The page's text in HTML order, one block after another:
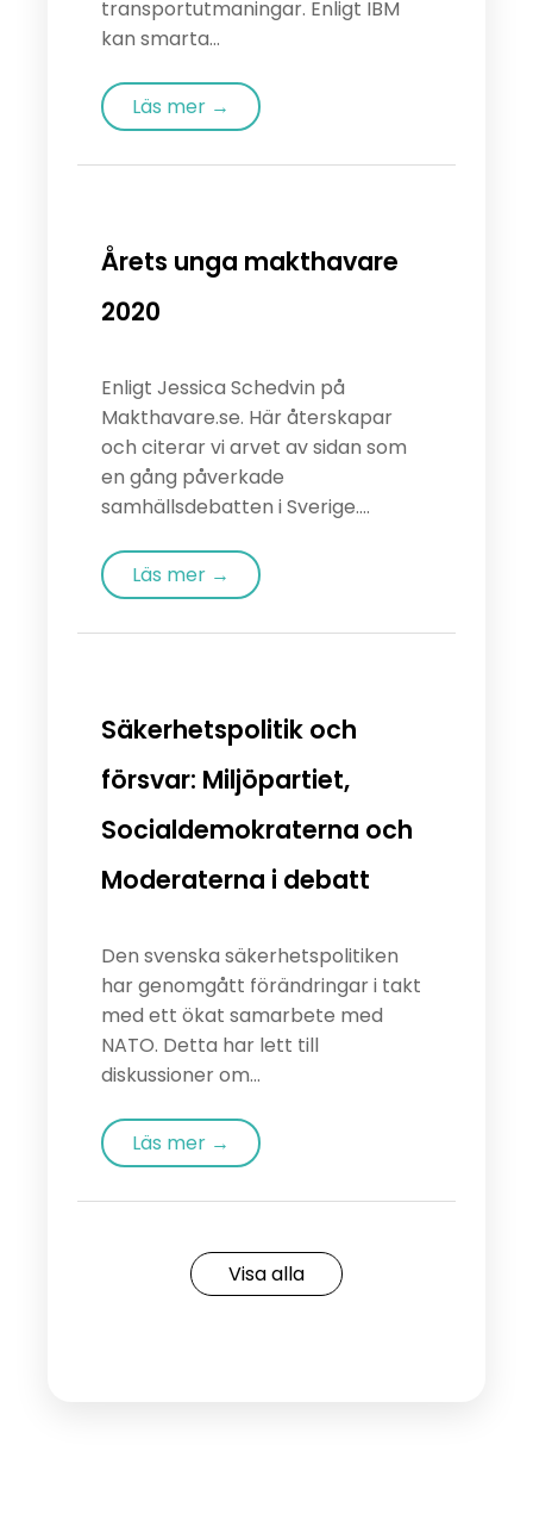
transportutmaningar. Enligt IBM
kan smarta...
Läs mer →
Årets unga makthavare
2020
Enligt Jessica Schedvin på
Makthavare.se. Här återskapar
och citerar vi arvet av sidan som
en gång påverkade
samhällsdebatten i Sverige....
Läs mer →
Säkerhetspolitik och
försvar: Miljöpartiet,
Socialdemokraterna och
Moderaterna i debatt
Den svenska säkerhetspolitiken
har genomgått förändringar i takt
med ett ökat samarbete med
NATO. Detta har lett till
diskussioner om...
Läs mer →
Visa alla